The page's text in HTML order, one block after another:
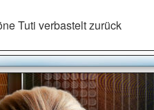
Tuti verbastelt zurück